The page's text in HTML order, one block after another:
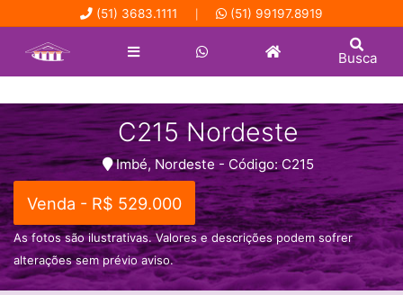
(51) 3683.1111 (51) 99197.8919
Busca
C215 Nordeste
Imbé, Nordeste - Código: C215
Venda - R$ 529.000
As fotos são ilustrativas. Valores e descrições podem sofrer
alterações sem prévio aviso.